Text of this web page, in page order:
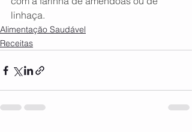
linhaça.
Alimentação Saudável
Receitas